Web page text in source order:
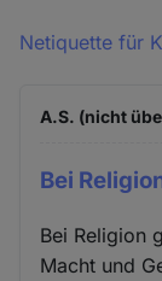
Netiquette für
A.S. (nicht
Bei
Bei Religion
Macht und